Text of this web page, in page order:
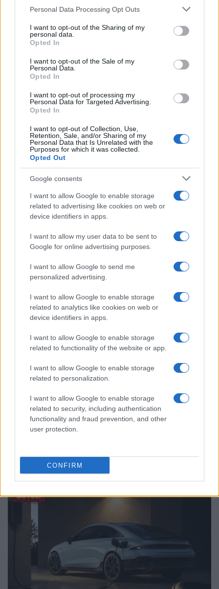
Please note that this website/app uses one or more Google
not limited to your visit or usage behaviour. You may click to
grant or deny consent to Google and its third-party tags to
use your data for below specified purposes in below Google
consent section.
Personal Data Processing Opt Outs
I want to opt-out of the Sharing of my
personal data.
Opted In
I want to opt-out of the Sale of my
Personal Data.
Opted In
I want to opt-out of processing my
Personal Data for Targeted Advertising.
Opted In
I want to opt-out of Collection, Use,
Retention, Sale, and/or Sharing of my
Personal Data that Is Unrelated with the
Purposes for which it was collected.
Opted Out
Google consents
I want to allow Google to enable storage
related to advertising like cookies on web or
device identifiers in apps.
I want to allow my user data to be sent to
Google for online advertising purposes.
I want to allow Google to send me
personalized advertising.
I want to allow Google to enable storage
related to analytics like cookies on web or
device identifiers in apps.
I want to allow Google to enable storage
related to functionality of the website or app.
I want to allow Google to enable storage
related to personalization.
I want to allow Google to enable storage
related to security, including authentication
functionality and fraud prevention, and other
user protection.
CONFIRM
moda che cura rubriche su artigianato e
bozze di pattern e appunti presi nelle sartorie
di via Toledo.
Continua a leggere
MOTORI
Strategia power unit F1: gestione ICE, turbo e
mappature
Andrea Conforti · 7 Ago 2026
MOTORI